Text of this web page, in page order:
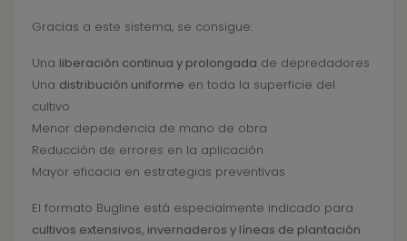
Gracias a este sistema, se consigue:
Una liberación continua y prolongada de depredadores
Una distribución uniforme en toda la superficie del
cultivo
Menor dependencia de mano de obra
Reducción de errores en la aplicación
Mayor eficacia en estrategias preventivas
El formato Bugline está especialmente indicado para
cultivos extensivos, invernaderos y líneas de plantación